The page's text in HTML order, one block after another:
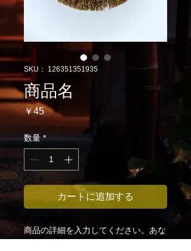
SKU： 126351351935
商品名
￥45価
格
数量 *
カートに追加する
商品の詳細を入力してください。あな